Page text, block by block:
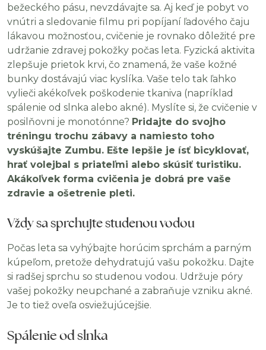
bežeckého pásu, nevzdávajte sa. Aj keď je pobyt vo
vnútri a sledovanie filmu pri popíjaní ľadového čaju
lákavou možnosťou, cvičenie je rovnako dôležité pre
udržanie zdravej pokožky počas leta. Fyzická aktivita
zlepšuje prietok krvi, čo znamená, že vaše kožné
bunky dostávajú viac kyslíka. Vaše telo tak ľahko
vylieči akékoľvek poškodenie tkaniva (napríklad
spálenie od slnka alebo akné). Myslíte si, že cvičenie v
posilňovni je monotónne? Pridajte do svojho
tréningu trochu zábavy a namiesto toho
vyskúšajte Zumbu. Ešte lepšie je ísť bicyklovať,
hrať volejbal s priateľmi alebo skúsiť turistiku.
Akákoľvek forma cvičenia je dobrá pre vaše
zdravie a ošetrenie pleti.
Vždy sa sprchujte studenou vodou
Počas leta sa vyhýbajte horúcim sprchám a parným
kúpeľom, pretože dehydratujú vašu pokožku. Dajte
si radšej sprchu so studenou vodou. Udržuje póry
vašej pokožky neupchané a zabraňuje vzniku akné.
Je to tiež oveľa osviežujúcejšie.
Spálenie od slnka